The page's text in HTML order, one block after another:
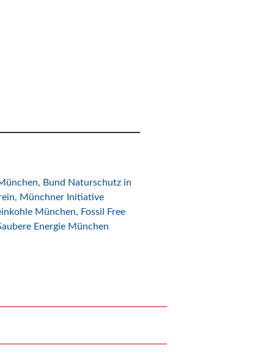
, Bund Naturschutz in
, Münchner Initiative
München, Fossil Free
Energie München